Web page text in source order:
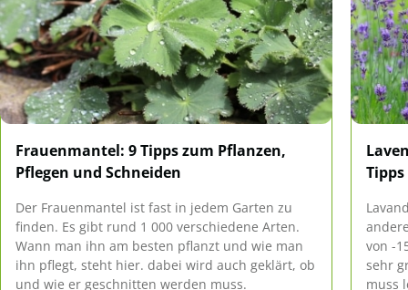
Frauenmantel: 9 Tipps zum Pflanzen,
Pflegen und Schneiden
Der Frauenmantel ist fast in jedem Garten zu
finden. Es gibt rund 1 000 verschiedene Arten.
Wann man ihn am besten pflanzt und wie man
ihn pflegt, steht hier. dabei wird auch geklärt, ob
und wie er geschnitten werden muss.
von -
sehr
muss